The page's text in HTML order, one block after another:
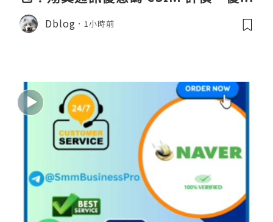
點、蝴蝶wifi機教學完整整理
Dblog 1小時前